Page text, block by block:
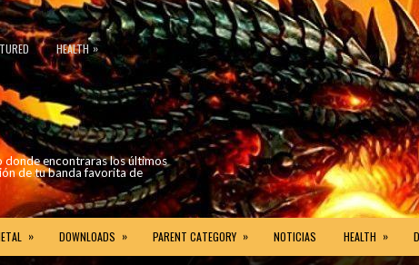
HEALTH »
encontraras los últimos
de tu banda favorita de
» DOWNLOADS » PARENT CATEGORY » NOTICIAS HEALTH »